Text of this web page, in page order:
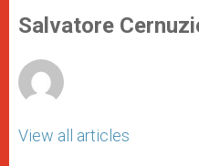
p
p
g
e
o
k
r
Salvatore
View all articles